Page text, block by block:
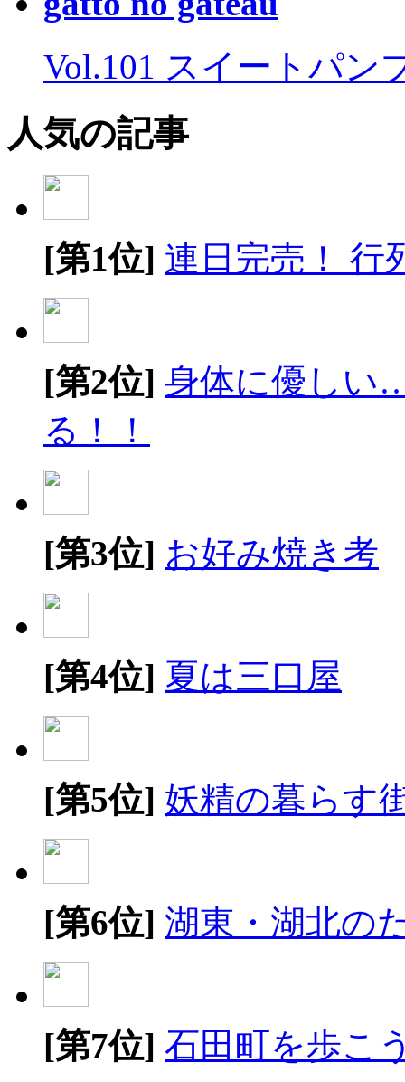
Vol.101 スイートパン
人気の記事
[第1位] 連日完売！ 行
[第2位] 身体に優しい
る！！
[第3位] お好み焼き考
[第4位] 夏は三口屋
[第5位] 妖精の暮らす
[第6位] 湖東・湖北の
[第7位] 石田町を歩こ